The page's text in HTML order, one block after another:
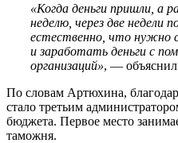
«Когда деньги пришли, а
неделю, через две недели
естественно, что нужно
и заработать деньги с
организаций», —
По словам Артюхина,
стало третьим
бюджета. Первое место
таможня.